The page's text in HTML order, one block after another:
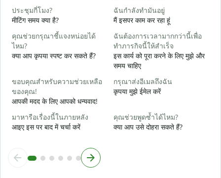
ประชุมกี่โมง?
मीटिंग समय क्या है?
ฉันกำลังทำมันอยู่
मैं इसपर काम कर रहा हूं
คุณช่วยกรุณาชี้แจงหน่อยได้
ไหม?
क्या आप कृपया स्पष्ट कर सकते हैं?
ฉันต้องการเวลามากกว่านี้เพื่อ
ทำภารกิจนี้ให้สำเร็จ
इस कार्य को पूरा करने के लिए मुझे और
समय चाहिए
ขอบคุณสำหรับความช่วยเหลือ
ของคุณ!
आपकी मदद के लिए आपको धन्यवाद!
กรุณาส่งอีเมลถึงฉัน
कृपया मुझे ईमेल करें
มาหารือเรื่องนี้ในภายหลัง
आइए इस पर बाद में चर्चा करें
คุณช่วยพูดซ้ำได้ไหม?
क्या आप उसे दोहरा सकते हैं?